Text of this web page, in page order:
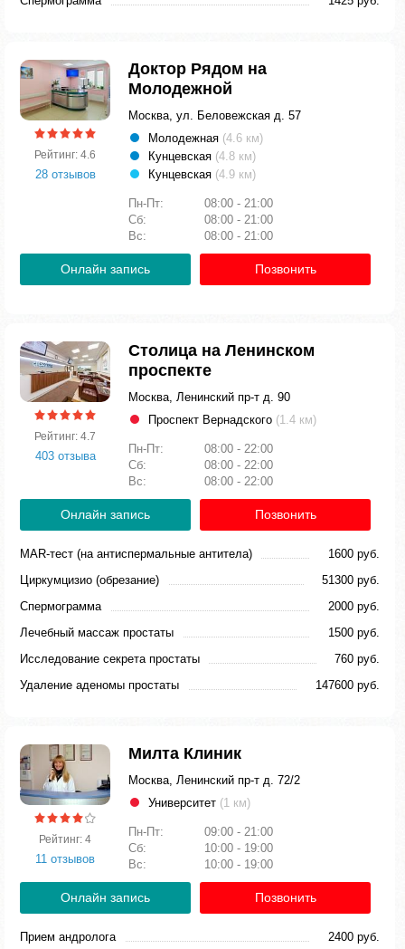
Рейтинг: 4.6
28 отзывов
Доктор Рядом на
Молодежной
Москва, ул. Беловежская д. 57
Молодежная (4.6 км)
Кунцевская (4.8 км)
Кунцевская (4.9 км)
Пн-Пт:
08:00 - 21:00
Сб:
08:00 - 21:00
Вс:
08:00 - 21:00
Онлайн запись Позвонить
Рейтинг: 4.7
403 отзыва
Столица на Ленинском
проспекте
Москва, Ленинский пр-т д. 90
Проспект Вернадского (1.4 км)
Пн-Пт:
08:00 - 22:00
Сб:
08:00 - 22:00
Вс:
08:00 - 22:00
Онлайн запись Позвонить
MAR-тест (на антиспермальные антитела)
1600 руб.
Циркумцизио (обрезание)
51300 руб.
Спермограмма
2000 руб.
Лечебный массаж простаты
1500 руб.
Исследование секрета простаты
760 руб.
Удаление аденомы простаты
147600 руб.
Рейтинг: 4
11 отзывов
Милта Клиник
Москва, Ленинский пр-т д. 72/2
Университет (1 км)
Пн-Пт:
09:00 - 21:00
Сб:
10:00 - 19:00
Вс:
10:00 - 19:00
Онлайн запись Позвонить
Прием андролога 2400 руб.